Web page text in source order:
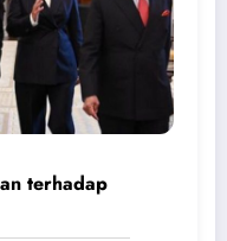
terhadap